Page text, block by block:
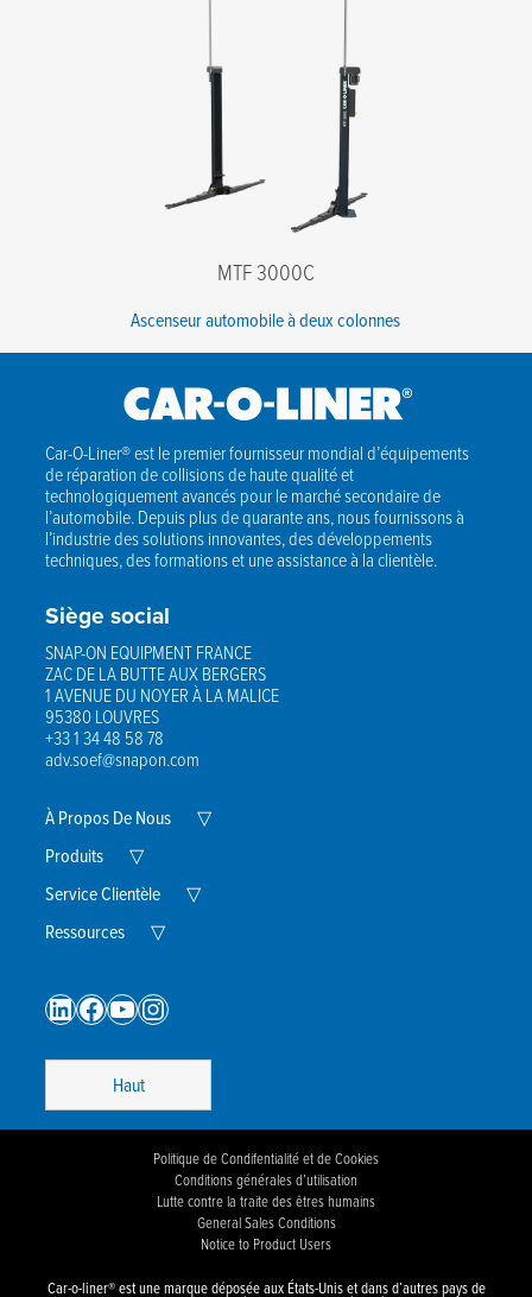
MTF 3000C
Ascenseur automobile à deux colonnes
Car-O-Liner® est le premier fournisseur mondial d’équipements
de réparation de collisions de haute qualité et
technologiquement avancés pour le marché secondaire de
l’automobile. Depuis plus de quarante ans, nous fournissons à
l’industrie des solutions innovantes, des développements
techniques, des formations et une assistance à la clientèle.
Siège social
SNAP-ON EQUIPMENT FRANCE
ZAC DE LA BUTTE AUX BERGERS
1 AVENUE DU NOYER À LA MALICE
95380 LOUVRES
+33 1 34 48 58 78
adv.soef@snapon.com
À Propos De Nous ▽Expand
Produits ▽Expand
Menu
Service Clientèle ▽Expand
Ressources ▽Expand
LinkedIn
Facebook
YouTube
Instagram
Haut
Politique de Condifentialité et de Cookies
Conditions générales d’utilisation
Lutte contre la traite des êtres humains
General Sales Conditions
Notice to Product Users
Car-o-liner® est une marque déposée aux États-Unis et dans d’autres pays de